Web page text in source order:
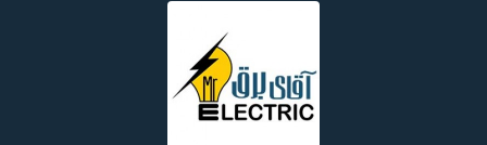
برق گرفتگی افراد جلوگیری به عمل آید. این سیم ارت البرز الکتریک نور
شاید در ظاهر شبیه به سیم نول باشد ولی با آن متقاوت است. سیم
سطح مقطع بیشتر موجب شده مقاومت الکتریکی محصول افزایش یابد.